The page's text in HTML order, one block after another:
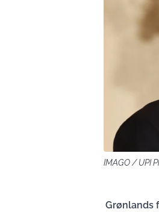
IMAGO / UPI
Grønlands